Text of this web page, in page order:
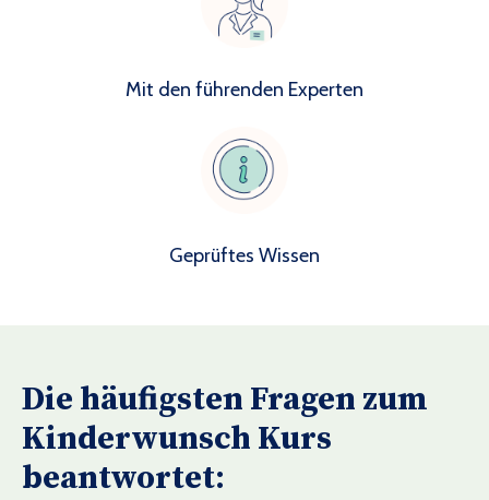
Mit den führenden Experten
Geprüftes Wissen
Die häufigsten Fragen zum
Kinderwunsch Kurs
beantwortet: